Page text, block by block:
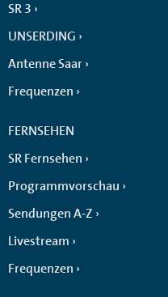
SR 3
UNSERDING
Antenne Saar
Frequenzen
FERNSEHEN
SR Fernsehen
Programmvorschau
Sendungen A-Z
Livestream
Frequenzen